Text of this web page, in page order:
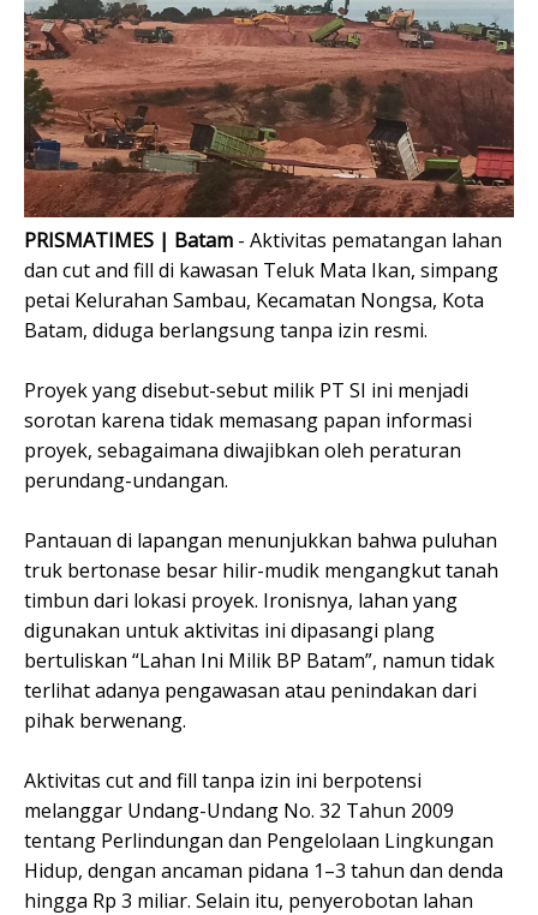
PRISMATIMES | Batam - Aktivitas pematangan lahan
dan cut and fill di kawasan Teluk Mata Ikan, simpang
petai Kelurahan Sambau, Kecamatan Nongsa, Kota
Batam, diduga berlangsung tanpa izin resmi.
Proyek yang disebut-sebut milik PT SI ini menjadi
sorotan karena tidak memasang papan informasi
proyek, sebagaimana diwajibkan oleh peraturan
perundang-undangan.
Pantauan di lapangan menunjukkan bahwa puluhan
truk bertonase besar hilir-mudik mengangkut tanah
timbun dari lokasi proyek. Ironisnya, lahan yang
digunakan untuk aktivitas ini dipasangi plang
bertuliskan “Lahan Ini Milik BP Batam”, namun tidak
terlihat adanya pengawasan atau penindakan dari
pihak berwenang.
Aktivitas cut and fill tanpa izin ini berpotensi
melanggar Undang-Undang No. 32 Tahun 2009
tentang Perlindungan dan Pengelolaan Lingkungan
Hidup, dengan ancaman pidana 1–3 tahun dan denda
hingga Rp 3 miliar. Selain itu, penyerobotan lahan